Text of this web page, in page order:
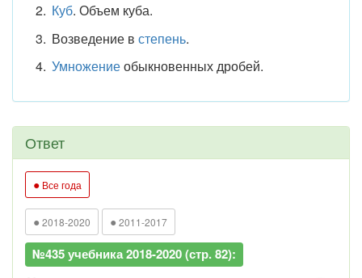
Куб. Объем куба.
Возведение в степень.
Умножениеобыкновенных дробей.
Ответ
● Все года
● 2018-2020 ● 2011-2017
№435 учебника 2018-2020 (стр. 82):